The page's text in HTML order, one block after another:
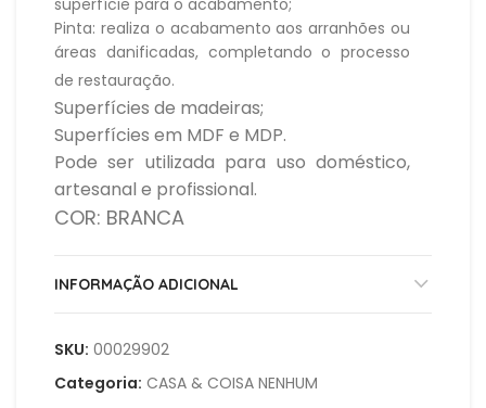
superfície para o acabamento;
Pinta: realiza o acabamento aos arranhões ou
áreas danificadas, completando o processo
de restauração.
Superfícies de madeiras;
Superfícies em MDF e MDP.
Pode ser utilizada para uso doméstico,
artesanal e profissional.
COR: BRANCA
INFORMAÇÃO ADICIONAL
SKU: 00029902
Categoria: CASA & COISA NENHUM